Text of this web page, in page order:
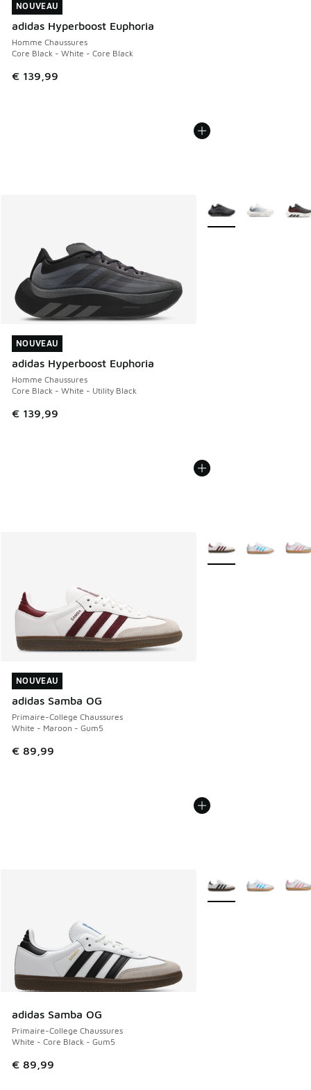
NOUVEAU
adidas Hyperboost Euphoria
Homme Chaussures
Core Black - White - Core Black
€ 139,99
NOUVEAU
NOUVEAU
adidas Hyperboost Euphoria
Homme Chaussures
Core Black - White - Utility Black
€ 139,99
NOUVEAU
Plus de couleurs
NOUVEAU
adidas Samba OG
Primaire-College Chaussures
White - Maroon - Gum5
€ 89,99
NOUVEAU
Plus de couleurs
adidas Samba OG
Primaire-College Chaussures
White - Core Black - Gum5
€ 89,99
Plus de couleurs